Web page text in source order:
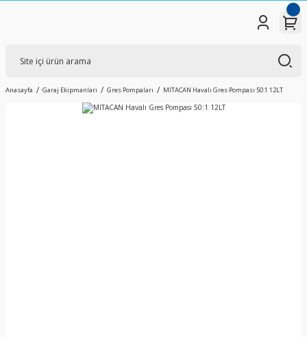
Anasayfa Garaj Ekipmanları Gres Pompaları MİTACAN Havalı Gres Pompası 50:1 12LT